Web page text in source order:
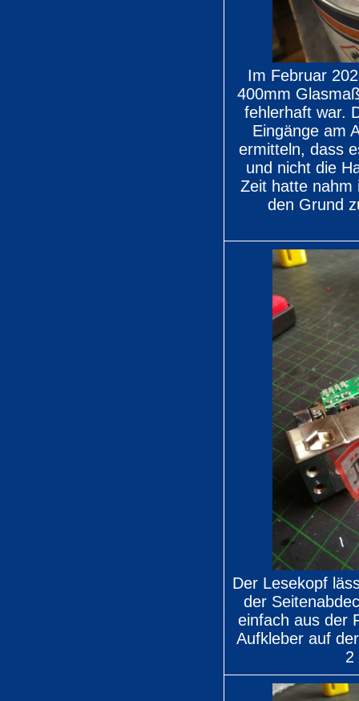
Im Februar
400mm
fehlerhaft war.
Eingänge am
ermitteln, dass
und nicht die
Zeit hatte nahm
den Grund
Der Lesekopf
der
einfach aus der
Aufkleber auf
2